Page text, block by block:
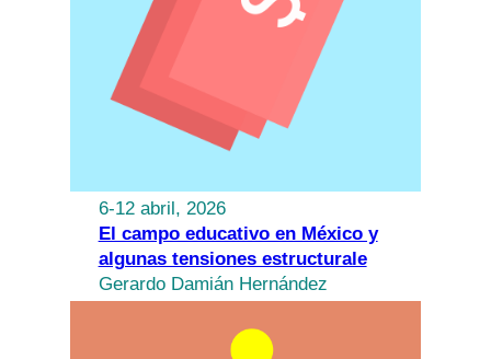
6-12 abril, 2026
El campo educativo en México y
algunas tensiones estructurale
Gerardo Damián Hernández